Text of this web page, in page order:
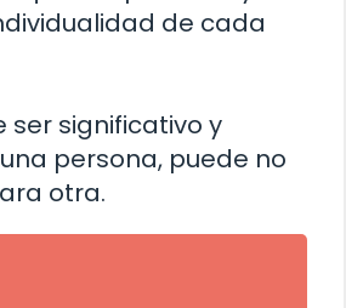
de cada
ser significativo y
persona, puede no
otra.